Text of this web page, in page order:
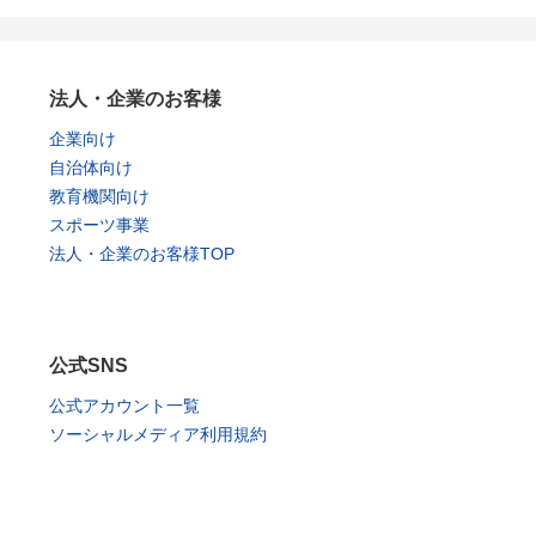
法人・企業のお客様
企業向け
自治体向け
教育機関向け
スポーツ事業
法人・企業のお客様TOP
公式SNS
公式アカウント一覧
ソーシャルメディア利用規約